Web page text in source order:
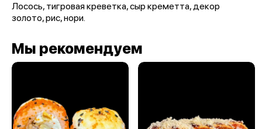
Лосось, тигровая креветка, сыр креметта, декор
золото, рис, нори.
Мы рекомендуем